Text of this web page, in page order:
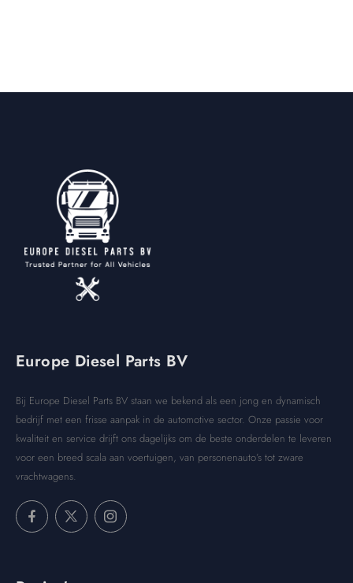
Europe Diesel Parts BV
Bij Europe Diesel Parts BV staan we bekend als een jong en dynamisch
bedrijf met een frisse aanpak in de automotive sector. Onze passie voor
kwaliteit en service drijft ons dagelijks om de beste onderdelen te leveren
voor een breed scala aan voertuigen, van personenauto’s tot zware
vrachtwagens.